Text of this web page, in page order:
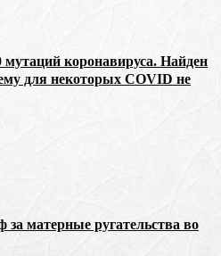
коронавируса. Найден
для некоторых COVID не
матерные ругательства во